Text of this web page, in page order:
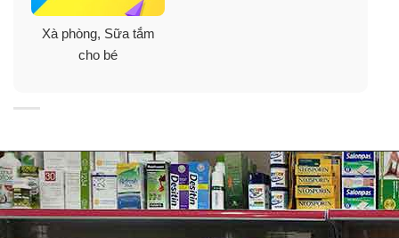
Xà phòng, Sữa tắm
cho bé